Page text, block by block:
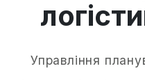
Управління